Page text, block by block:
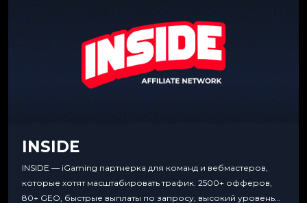
INSIDE
INSIDE — iGaming партнерка для команд и вебмастеров,
которые хотят масштабировать трафик. 2500+ офферов,
80+ GEO, быстрые выплаты по запросу, высокий уровень